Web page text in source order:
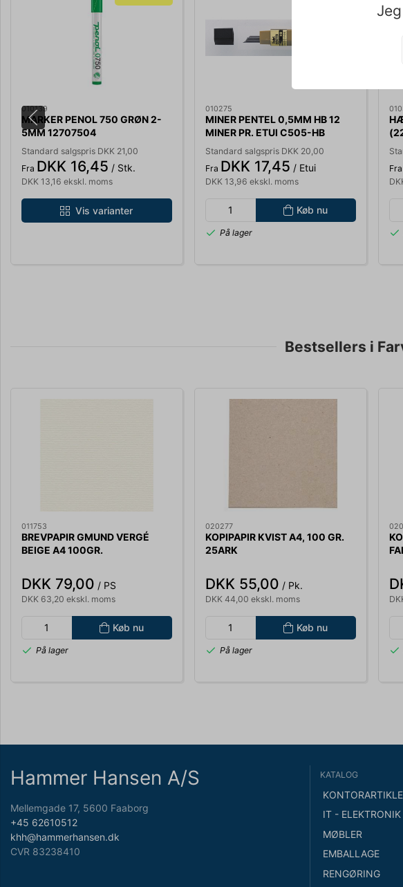
010139
MARKER PENOL 750 GRØN 2-
5MM 12707504
Standard salgspris DKK 21,00
Fra DKK 16,45 / Stk.
DKK 13,16 ekskl. moms
Vis varianter
010275
MINER PENTEL 0,5MM HB 12
MINER PR. ETUI C505-HB
Standard salgspris DKK 20,00
Fra DKK 17,45 / Etui
DKK 13,96 ekskl. moms
Køb nu
På lager
Fra
Bestsellers i
011753
BREVPAPIR GMUND VERGÉ
BEIGE A4 100GR.
DKK 79,00 / PS
DKK 63,20 ekskl. moms
Køb nu
På lager
020277
KOPIPAPIR KVIST A4, 100 GR.
25ARK
DKK 55,00 / Pk.
DKK 44,00 ekskl. moms
Køb nu
På lager
Hammer Hansen A/S
Mellemgade 17, 5600 Faaborg
+45 62610512
khh@hammerhansen.dk
CVR 83238410
KATALOG
IT -
MØBLER
EMBALLAGE
RENGØRING